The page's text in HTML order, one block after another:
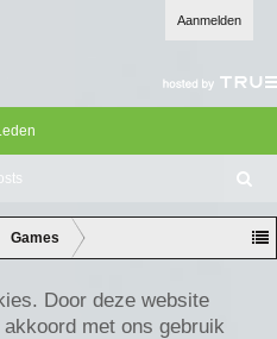
Aanmelden
oe
ke
n
Games
Door deze website
met ons gebruik